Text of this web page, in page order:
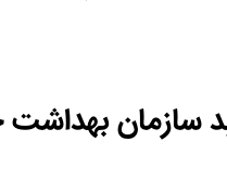
سازمان بهداشت